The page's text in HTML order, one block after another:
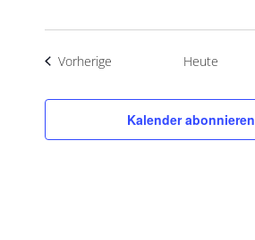
VorherigeVeranstaltungenHeute
Kalender abonnieren